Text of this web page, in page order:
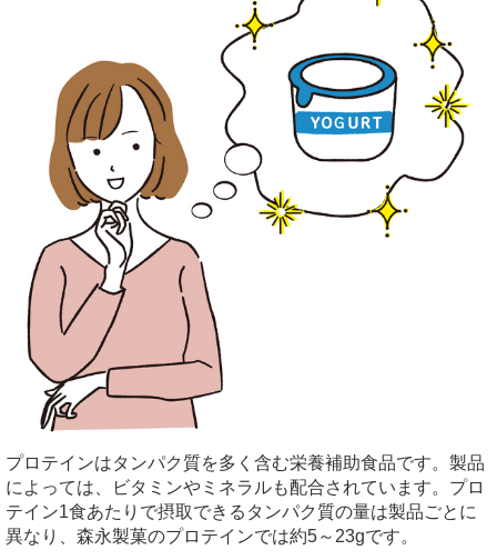
プロテインはタンパク質を多く含む栄養補助食品です。製品
によっては、ビタミンやミネラルも配合されています。プロ
テイン1食あたりで摂取できるタンパク質の量は製品ごとに
異なり、森永製菓のプロテインでは約5～23gです。